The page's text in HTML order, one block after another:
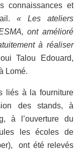
connaissances et
« Les ateliers
ont amélioré
à réaliser
Talou Edouard,
Lomé.
liés à la fourniture
des stands, à
à l’ouverture du
les écoles de
ont été relevés